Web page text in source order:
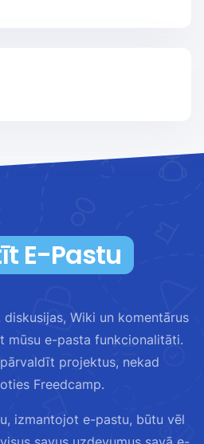
E-Pastu
Wiki un komentārus
mūsu e-pasta funkcionalitāti.
projektus, nekad
Freedcamp.
izmantojot e-pastu, būtu vēl